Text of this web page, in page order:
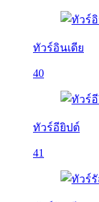
ทัวร์อินเดีย
40
ทัวร์อียิปต์
41